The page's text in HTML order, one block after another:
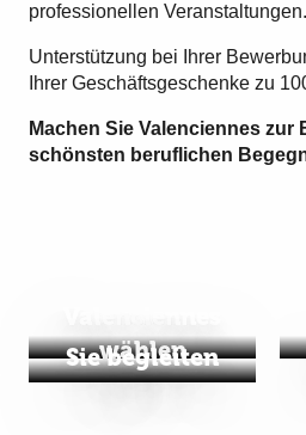
professionellen Veranstaltungen.
Unterstützung bei Ihrer
Ihrer Geschäftsgeschenke zu
Machen Sie Valenciennes zur
schönsten beruflichen
wählen
Sie begleiten